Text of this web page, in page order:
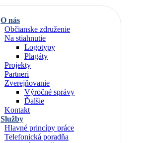
O nás
Občianske združenie
Na stiahnutie
Logotypy
Plagáty
Projekty
Partneri
Zverejňovanie
Výročné správy
Ďalšie
Kontakt
Služby
Hlavné princípy práce
Telefonická poradňa